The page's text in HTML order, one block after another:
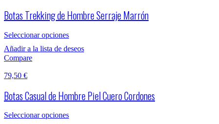
Botas Trekking de Hombre Serraje Marrón
Seleccionar opciones
Añadir a la lista de deseos
Compare
79,50 €
Botas Casual de Hombre Piel Cuero Cordones
Seleccionar opciones